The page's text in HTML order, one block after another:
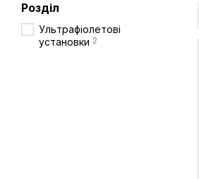
Розділ
Ультрафіолетові
установки 2